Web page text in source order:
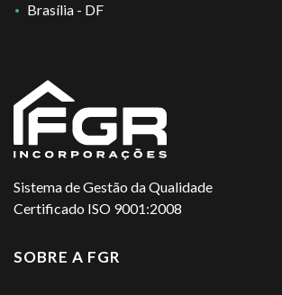
Brasília - DF
Sistema de Gestão da Qualidade
Certificado ISO 9001:2008
SOBRE A FGR